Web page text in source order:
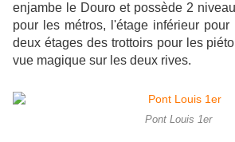
enjambe le Douro et possède 2
pour les métros, l'étage inférieur
deux étages des trottoirs pour les
vue magique sur les deux rives.
Pont Louis 1er